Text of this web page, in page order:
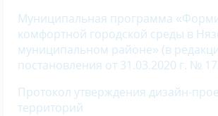
Муниципальная программа
комфортной городской среды в
муниципальном районе» (в
постановления от 31.03.2020 г. №
Протокол утверждения дизайн-
территорий